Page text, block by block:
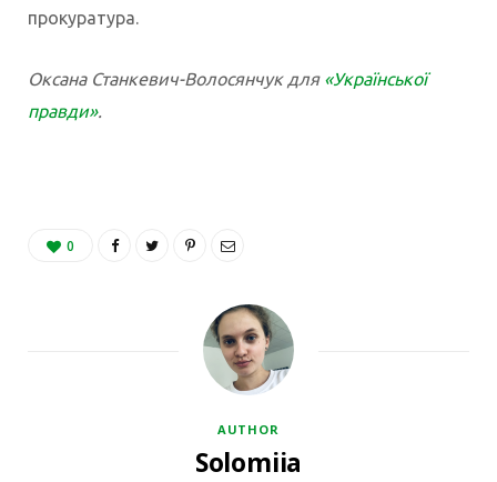
прокуратура.
Оксана Станкевич-Волосянчук для «Української
правди».
0
AUTHOR
Solomiia